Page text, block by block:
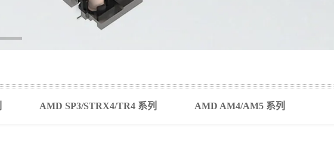
AMD SP3/STRX4/TR4 系列 AMD AM4/AM5 系列